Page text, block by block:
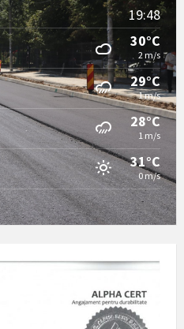
19:48
30°C
2 m/s
29°C
1 m/s
28°C
1 m/s
31°C
0 m/s